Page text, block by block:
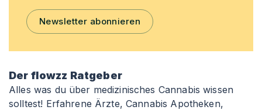
Newsletter abonnieren
Der flowzz Ratgeber
Alles was du über medizinisches Cannabis wissen
solltest! Erfahrene Ärzte, Cannabis Apotheken,